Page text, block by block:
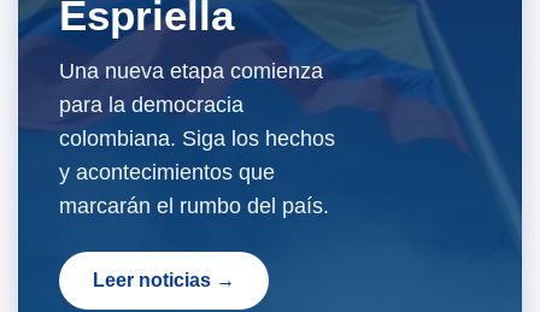
Espriella
Una nueva etapa comienza
para la democracia
colombiana. Siga los hechos
y acontecimientos que
marcarán el rumbo del país.
Leer noticias →